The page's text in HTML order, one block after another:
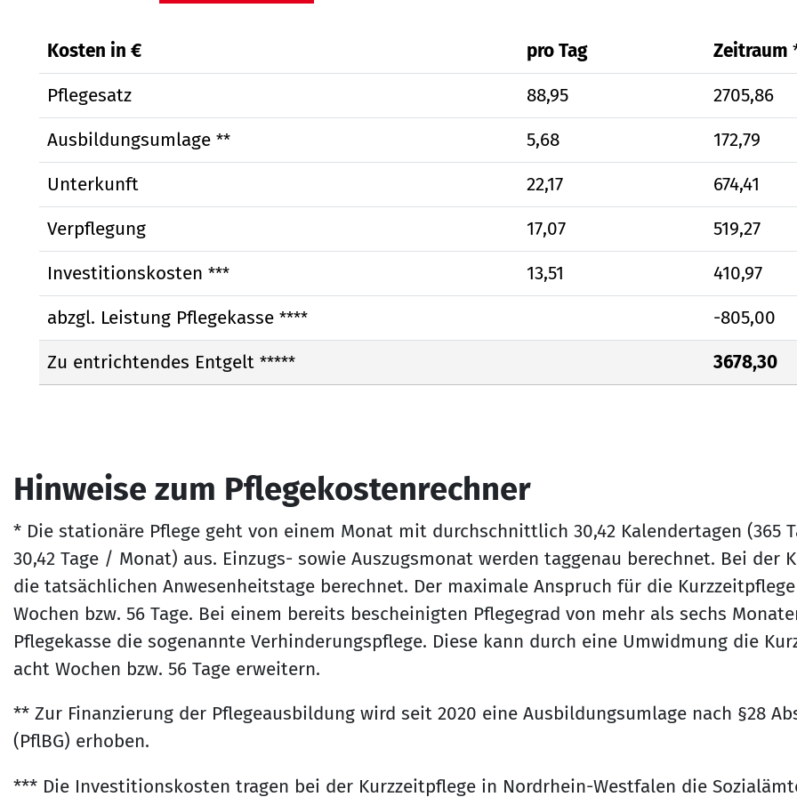
Kosten in € pro Tag Zeitraum
Pflegesatz
88,95
2705,86
Ausbildungsumlage** 5,68
172,79
Unterkunft
22,17
674,41
Verpflegung
17,07
519,27
Investitionskosten*** 13,51
410,97
abzgl. Leistung Pflegekasse****
-805,00
Zu entrichtendes Entgelt***** 3678,30
Hinweise zum Pflegekostenrechner
* Die stationäre Pflege geht von einem Monat mit durchschnittlich 30,42 Kalendertagen (365
30,42 Tage / Monat) aus. Einzugs- sowie Auszugsmonat werden taggenau berechnet. Bei der
die tatsächlichen Anwesenheitstage berechnet. Der maximale Anspruch für die
Wochen bzw. 56 Tage. Bei einem bereits bescheinigten Pflegegrad von mehr als sechs
Pflegekasse die sogenannte Verhinderungspflege. Diese kann durch eine Umwidmung die
acht Wochen bzw. 56 Tage erweitern.
** Zur Finanzierung der Pflegeausbildung wird seit 2020 eine Ausbildungsumlage nach §28
(PflBG) erhoben.
*** Die Investitionskosten tragen bei der Kurzzeitpflege in Nordrhein-Westfalen die